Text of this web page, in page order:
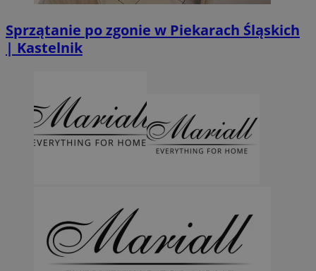
Sprzątanie po zgonie w Piekarach Śląskich
| Kastelnik